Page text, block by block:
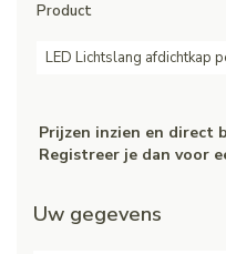
Product
LED Lichtslang afdichtkap
Prijzen inzien en direct
Registreer je dan voor
Uw gegevens